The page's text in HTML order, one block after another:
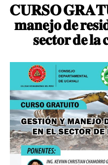
𝐂𝐔𝐑𝐒𝐎
𝐦𝐚𝐧𝐞𝐣𝐨 𝐝𝐞
𝐬𝐞𝐜𝐭𝐨𝐫 𝐝𝐞 𝐥𝐚